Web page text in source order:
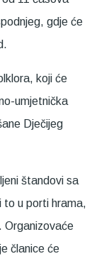
gdje će
koji će
umjetnička
Dječijeg
štandovi sa
to u porti hrama,
Organizovaće
članice će